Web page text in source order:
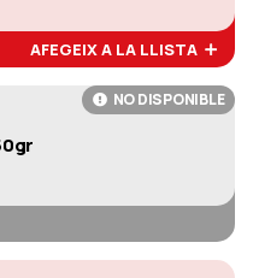
AFEGEIX A LA LLISTA
NO DISPONIBLE